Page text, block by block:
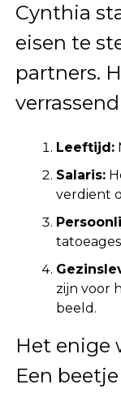
Cynthia
eisen te
partners.
Leeftijd:
Salaris:
verdient
zijn voor
beeld.
Het enige
Een